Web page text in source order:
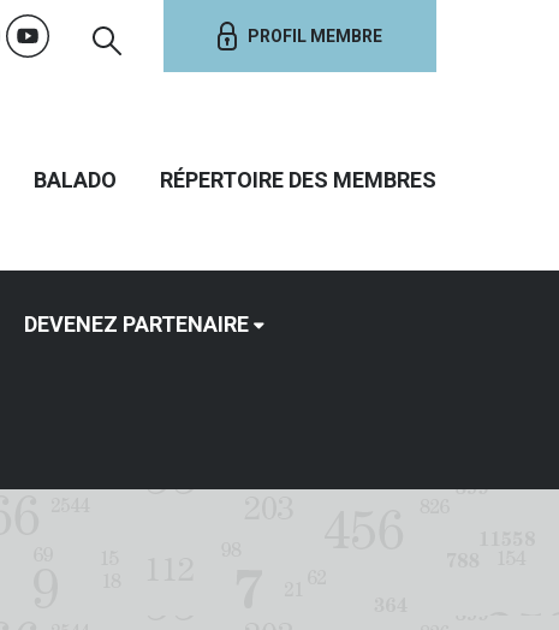
PROFIL MEMBRE
BALADO RÉPERTOIRE DES MEMBRES
DEVENEZ PARTENAIRE